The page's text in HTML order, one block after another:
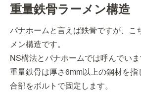
重量鉄骨ラーメン構造
パナホームと言えば鉄骨ですが、こ
メン構造です。
NS構法とパナホームでは呼んでいま
重量鉄骨は厚さ6mm以上の鋼材を
合部をボルトで固定します。